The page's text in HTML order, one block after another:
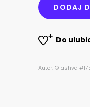
DODAJ
Do
Autor: © ashva